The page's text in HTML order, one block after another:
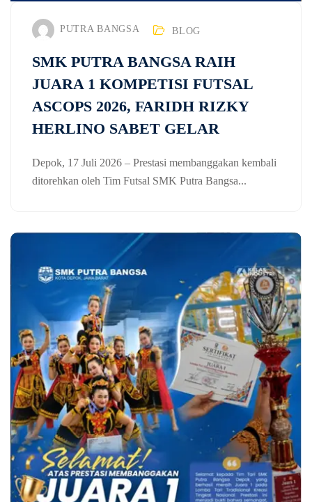
PUTRA BANGSA BLOG
SMK PUTRA BANGSA RAIH
JUARA 1 KOMPETISI FUTSAL
ASCOPS 2026, FARIDH RIZKY
HERLINO SABET GELAR
Depok, 17 Juli 2026 – Prestasi membanggakan kembali
ditorehkan oleh Tim Futsal SMK Putra Bangsa...